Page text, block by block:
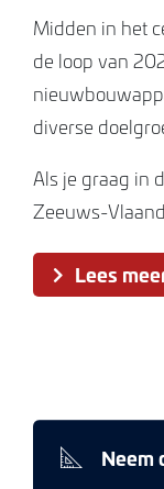
Midden in het
de loop van
diverse
Als je graag in
Zeeuws-
voorzieningen
uitzicht op de
Lees
Neem